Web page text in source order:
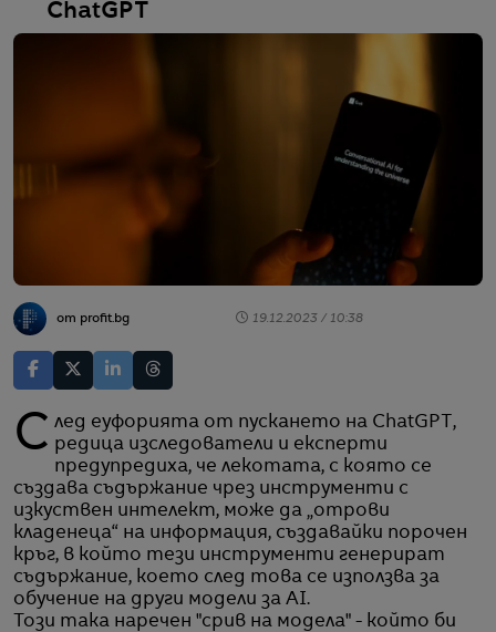
ChatGPT
от profit.bg 19.12.2023 / 10:38
След еуфорията от пускането на ChatGPT, редица изследователи и експерти
предупредиха, че лекотата, с която се
създава съдържание чрез инструменти с
изкуствен интелект, може да „отрови
кладенеца“ на информация, създавайки порочен
кръг, в който тези инструменти генерират
съдържание, което след това се използва за
обучение на други модели за AI.
Този така наречен "срив на модела" - който би